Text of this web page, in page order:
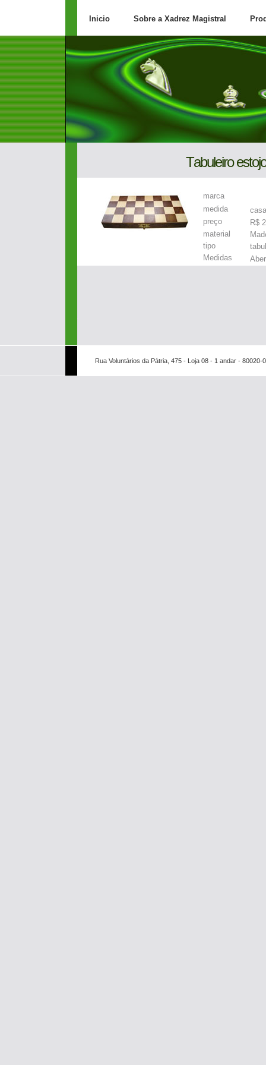
Inicio Sobre a Xadrez Magistral
Tabuleiro
marca
medida
preço
R$
material
tipo
Medidas
Rua Voluntários da Pátria, 475 - Loja 08 - 1 andar - 80020-